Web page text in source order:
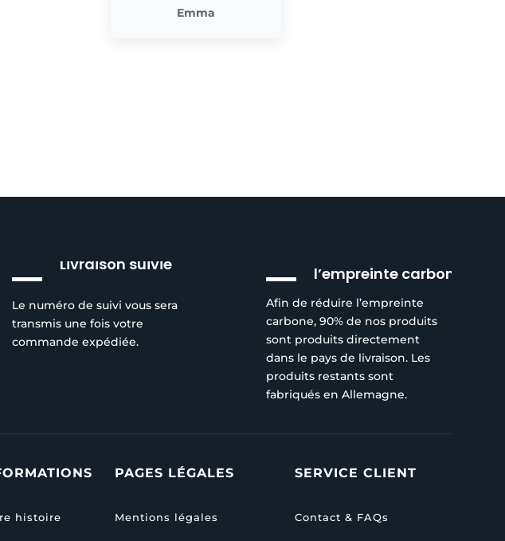
Emma
Livraison suivie
Le numéro de suivi vous sera
transmis une fois votre
commande expédiée.
l’empreinte carbone
Afin de réduire l’empreinte
carbone, 90% de nos produits
sont produits directement
dans le pays de livraison. Les
produits restants sont
fabriqués en Allemagne.
histoire
PAGES LÉGALES
Mentions légales
SERVICE CLIENT
Contact & FAQs